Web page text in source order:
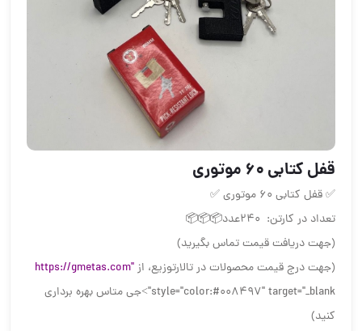
قفل کتابی ۶۰ موتوری
✅ قفل کتابی ۶۰ موتوری ✅
تعداد در کارتن: ۲۴۰عدد📦📦📦
(جهت دریافت قیمت تماس بگیرید)
(جهت درج قیمت محصولات در تالارتوزیع، ازhttps://gmetas.com"
style="color:#008497" target="_blank">جی متاس بهره برداری
کنید)